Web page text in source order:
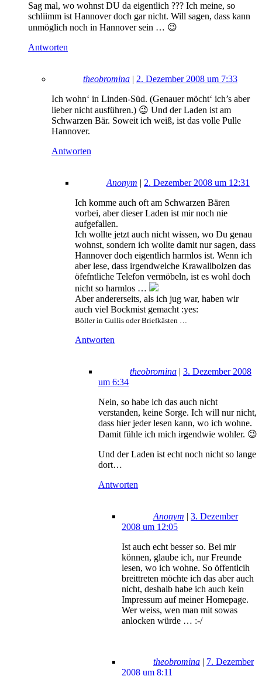
Sag mal, wo wohnst DU da eigentlich ??? Ich meine, so
schliimm ist Hannover doch gar nicht. Will sagen, dass kann
unmöglich noch in Hannover sein … 😉
Antworten
theobromina | 2. Dezember 2008 um 7:33
Ich wohn‘ in Linden-Süd. (Genauer möcht‘ ich’s aber
lieber nicht ausführen.) 😉 Und der Laden ist am
Schwarzen Bär. Soweit ich weiß, ist das volle Pulle
Hannover.
Antworten
Anonym | 2. Dezember 2008 um 12:31
Ich komme auch oft am Schwarzen Bären
vorbei, aber dieser Laden ist mir noch nie
aufgefallen.
Ich wollte jetzt auch nicht wissen, wo Du genau
wohnst, sondern ich wollte damit nur sagen, dass
Hannover doch eigentlich harmlos ist. Wenn ich
aber lese, dass irgendwelche Krawallbolzen das
öfefntliche Telefon vermöbeln, ist es wohl doch
nicht so harmlos …
Aber andererseits, als ich jug war, haben wir
auch viel Bockmist gemacht :yes:
Böller in Gullis oder Briefkästen …
Antworten
theobromina | 3. Dezember 2008
um 6:34
Nein, so habe ich das auch nicht
verstanden, keine Sorge. Ich will nur nicht,
dass hier jeder lesen kann, wo ich wohne.
Damit fühle ich mich irgendwie wohler. 😉
Und der Laden ist echt noch nicht so lange
dort…
Antworten
Anonym | 3. Dezember
2008 um 12:05
Ist auch echt besser so. Bei mir
können, glaube ich, nur Freunde
lesen, wo ich wohne. So öffentlcih
breittreten möchte ich das aber auch
nicht, deshalb habe ich auch kein
Impressum auf meiner Homepage.
Wer weiss, wen man mit sowas
anlocken würde … :-/
theobromina | 7. Dezember
2008 um 8:11